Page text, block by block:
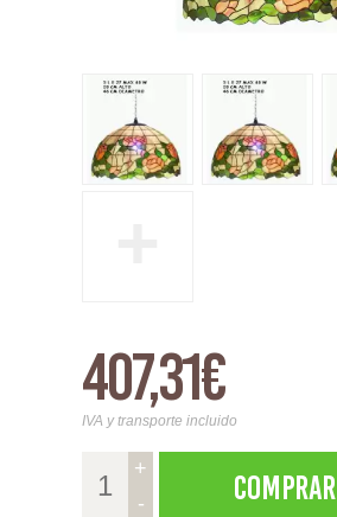
407,31€
IVA y transporte incluido
+
-
Comprar